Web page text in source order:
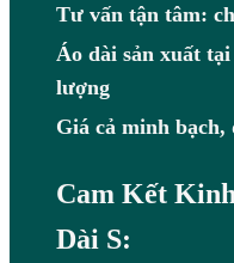
Tư vấn tận tâm:
Áo dài sản xuất
lượng
Giá cả minh bạch,
Cam Kết
Dài S: